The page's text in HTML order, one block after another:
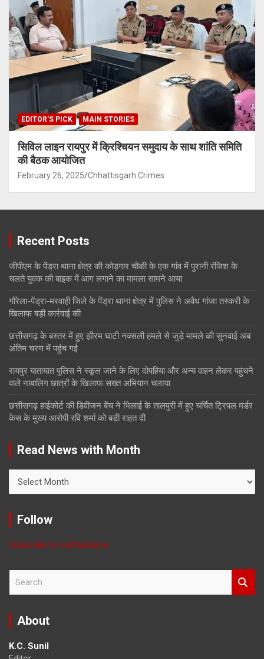
EDITOR'S PICK MAIN STORIES
सिविल लाइन रायपुर में क्रिश्चियन समुदाय के साथ शांति समिति
की बैठक आयोजित
February 26, 2025 Chhattisgarh Crimes
Recent Posts
जीपीएम के पेंड्रा थाना क्षेत्र की कोड़गार चौकी के एक गांव में पुरानी रंजिश के
चलते युवक की बाइक में आग लगाने का मामला सामने आया
गौरेला-पेंड्रा-मरवाही जिले के पेंड्रा थाना क्षेत्र में पुलिस ने अवैध गांजा तस्करी के
खिलाफ बड़ी कार्रवाई की
छत्तीसगढ़ के बस्तर में हुए झीरम घाटी नक्सली हमले से जुड़े मामले की सुनवाई अब
अंतिम चरण में पहुंच गई
रायपुर यातायात पुलिस ने स्कूल जाने के लिए दोपहिया और अन्य वाहन लेकर पहुंचने
वाले नाबालिग छात्रों के खिलाफ सख्त अभियान चलाया
छत्तीसगढ़ हाईकोर्ट की डिवीजन बेंच ने भिलाई के तालपुरी में हुए चर्चित ट्रिपल मर्डर
केस के मुख्य आरोपी रवि शर्मा को बड़ी राहत दी
Read News with Month
News
Month
Follow
Subscribe to notifications
r
About
K.C. Sunil